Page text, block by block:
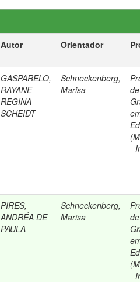
Autor Orientador
GASPARELO,
RAYANE
REGINA
SCHEIDT
Schneckenberg,
Marisa
-
PIRES,
ANDRÉA DE
PAULA
Schneckenberg,
Marisa
-